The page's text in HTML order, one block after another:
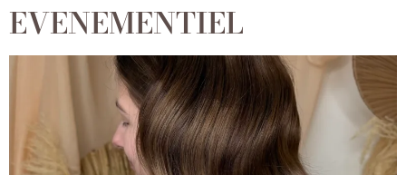
EVENEMENTIEL